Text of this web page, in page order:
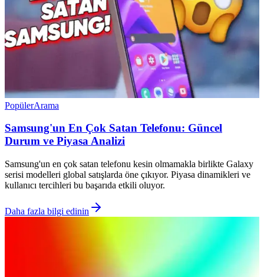
PopülerArama
Samsung'un En Çok Satan Telefonu: Güncel
Durum ve Piyasa Analizi
Samsung'un en çok satan telefonu kesin olmamakla birlikte Galaxy
serisi modelleri global satışlarda öne çıkıyor. Piyasa dinamikleri ve
kullanıcı tercihleri bu başarıda etkili oluyor.
Daha fazla bilgi edinin